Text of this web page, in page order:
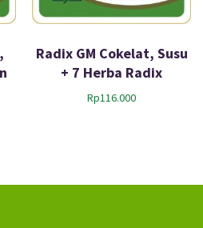
Radix GM Cokelat, Susu
+ 7 Herba Radix
Rp116.000